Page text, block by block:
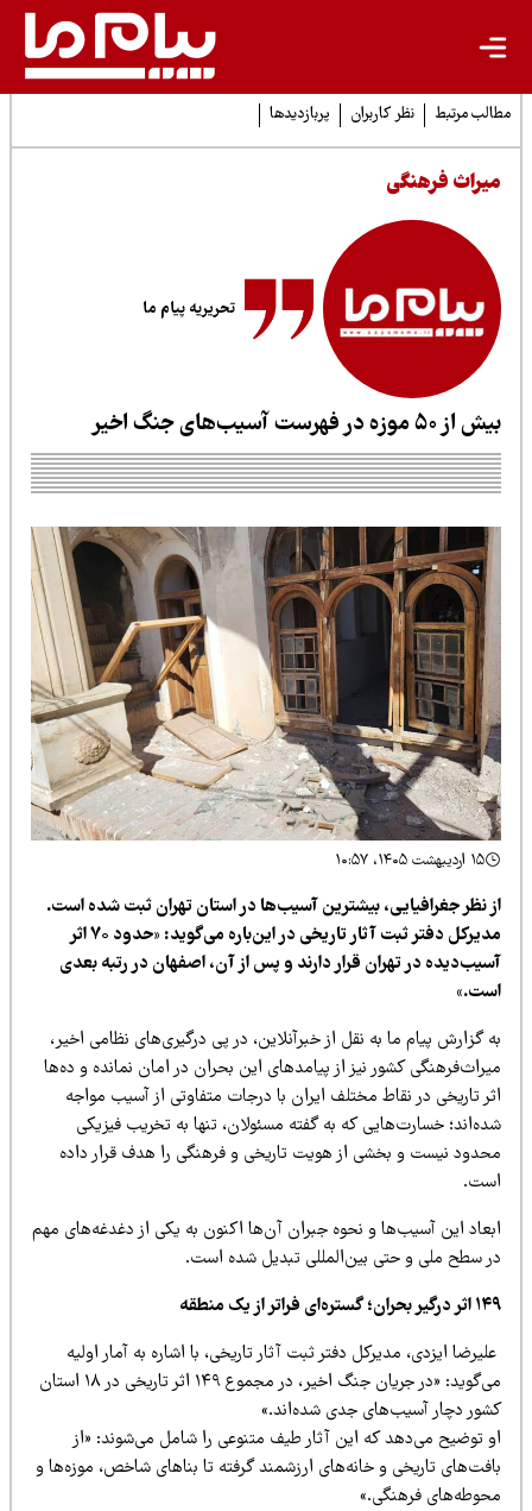
مرتبط نظر کاربران پربازدیدها
فرهنگی
تحریریه پیام ما
موزه در فهرست آسیب‌های جنگ اخیر
نظر جغرافیایی، بیشترین آسیب‌ها در استان تهران ثبت شده است.
مدیرکل دفتر ثبت آثار تاریخی در این‌باره می‌گوید: «حدود ۷۰ اثر
در تهران قرار دارند و پس از آن، اصفهان در رتبه بعدی
گزارش پیام ما به نقل از خبرآنلاین، در پی درگیری‌های نظامی اخیر،
کشور نیز از پیامدهای این بحران در امان نمانده و ده‌ها
تاریخی در نقاط مختلف ایران با درجات متفاوتی از آسیب مواجه
خسارت‌هایی که به گفته مسئولان، تنها به تخریب فیزیکی
نیست و بخشی از هویت تاریخی و فرهنگی را هدف قرار داده
این آسیب‌ها و نحوه جبران آن‌ها اکنون به یکی از دغدغه‌های مهم
سطح ملی و حتی بین‌المللی تبدیل شده است.
ایزدی، مدیرکل دفتر ثبت آثار تاریخی، با اشاره به آمار اولیه
می‌گوید: «در جریان جنگ اخیر، در مجموع ۱۴۹ اثر تاریخی در ۱۸ استان
دچار آسیب‌های جدی شده‌اند.»
توضیح می‌دهد که این آثار طیف متنوعی را شامل می‌شوند: «از
تاریخی و خانه‌های ارزشمند گرفته تا بناهای شاخص، موزه‌ها و
فرهنگی.»